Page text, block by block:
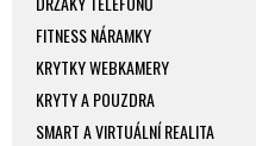
FITNESS NÁRAMKY
KRYTKY WEBKAMERY
KRYTY A POUZDRA
SMART A VIRTUÁLNÍ REALITA